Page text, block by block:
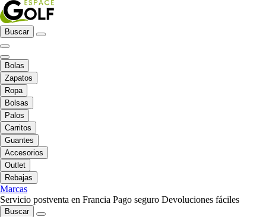
Buscar
Bolas
Zapatos
Ropa
Bolsas
Palos
Carritos
Guantes
Accesorios
Outlet
Rebajas
Marcas
Servicio postventa en Francia Pago seguro Devoluciones fáciles
Buscar